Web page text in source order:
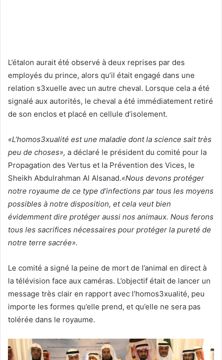
L’étalon aurait été observé à deux reprises par des
employés du prince, alors qu’il était engagé dans une
relation s3xuelle avec un autre cheval. Lorsque cela a été
signalé aux autorités, le cheval a été immédiatement retiré
de son enclos et placé en cellule d’isolement.
«L’homos3xualité est une maladie dont la science sait très
peu de choses», a déclaré le président du comité pour la
Propagation des Vertus et la Prévention des Vices, le
Sheikh Abdulrahman Al Alsanad.«Nous devons protéger
notre royaume de ce type d’infections par tous les moyens
possibles à notre disposition, et cela veut bien
évidemment dire protéger aussi nos animaux. Nous ferons
tous les sacrifices nécessaires pour protéger la pureté de
notre terre sacrée».
Le comité a signé la peine de mort de l’animal en direct à
la télévision face aux caméras. L’objectif était de lancer un
message très clair en rapport avec l’homos3xualité, peu
importe les formes qu’elle prend, et qu’elle ne sera pas
tolérée dans le royaume.